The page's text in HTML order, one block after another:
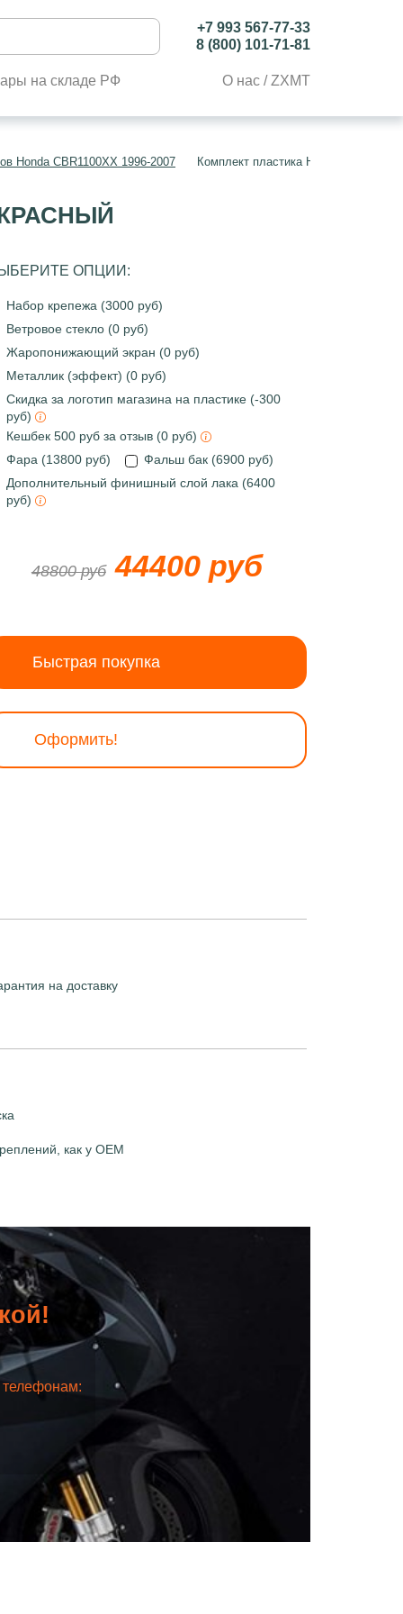
+7 993 567-77-33
8 (800) 101-71-81
на складе РФ О нас / ZXMT
Honda CBR1100XX 1996-2007 Комплект пластика Honda
КРАСНЫЙ
ОПЦИИ:
Набор крепежа (3000 руб)
Ветровое стекло (0 руб)
Жаропонижающий экран (0 руб)
Металлик (эффект) (0 руб)
Скидка за логотип магазина на пластике (-300
руб)
Кешбек 500 руб за отзыв (0 руб)
Фара (13800 руб)
Фальш бак (6900 руб)
Дополнительный финишный слой лака (6400
руб)
48800 руб 44400 руб
Быстрая покупка
Оформить!
на доставку
как у OEM
телефонам: